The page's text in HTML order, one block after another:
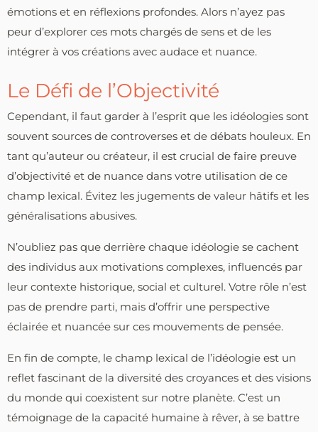
émotions et en réflexions profondes. Alors n’ayez pas
peur d’explorer ces mots chargés de sens et de les
intégrer à vos créations avec audace et nuance.
Le Défi de l’Objectivité
Cependant, il faut garder à l’esprit que les idéologies sont
souvent sources de controverses et de débats houleux. En
tant qu’auteur ou créateur, il est crucial de faire preuve
d’objectivité et de nuance dans votre utilisation de ce
champ lexical. Évitez les jugements de valeur hâtifs et les
généralisations abusives.
N’oubliez pas que derrière chaque idéologie se cachent
des individus aux motivations complexes, influencés par
leur contexte historique, social et culturel. Votre rôle n’est
pas de prendre parti, mais d’offrir une perspective
éclairée et nuancée sur ces mouvements de pensée.
En fin de compte, le champ lexical de l’idéologie est un
reflet fascinant de la diversité des croyances et des visions
du monde qui coexistent sur notre planète. C’est un
témoignage de la capacité humaine à rêver, à se battre